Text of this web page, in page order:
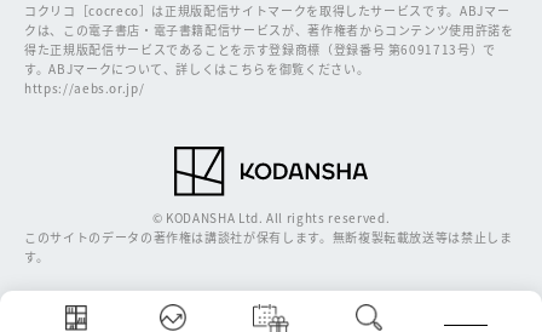
コクリコ［cocreco］は正規版配信サイトマークを取得したサービスです。ABJマー
クは、この電子書店・電子書籍配信サービスが、著作権者からコンテンツ使用許諾を
得た正規版配信サービスであることを示す登録商標（登録番号 第6091713号）で
す。ABJマークについて、詳しくはこちらを御覧ください。
https://aebs.or.jp/
© KODANSHA Ltd. All rights reserved.
このサイトのデータの著作権は講談社が保有します。無断複製転載放送等は禁止しま
す。